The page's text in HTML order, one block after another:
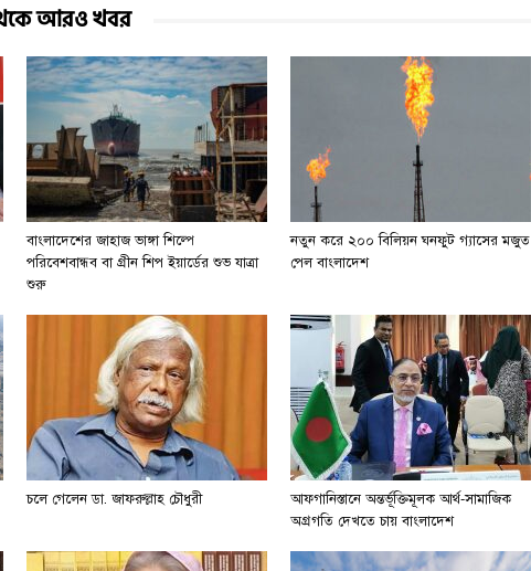
আরও খবর
বাংলাদেশের জাহাজ ভাঙ্গা শিল্পে
পরিবেশবান্ধব বা গ্রীন শিপ ইয়ার্ডের শুভ যাত্রা
শুরু
নতুন করে ২০০ বিলিয়ন ঘনফুট গ্যাসের মজুত
পেল বাংলাদেশ
চলে গেলেন ডা. জাফরুল্লাহ চৌধুরী
আফগানিস্তানে অন্তর্ভূক্তিমূলক আর্থ-সামাজিক
অগ্রগতি দেখতে চায় বাংলাদেশ